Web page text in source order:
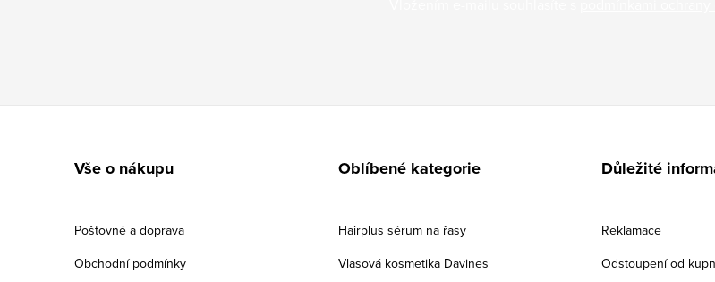
Vše o nákupu
Poštovné a doprava
Obchodní podmínky
Oblíbené kategorie
Hairplus sérum na řasy
Vlasová kosmetika Davines
Důležité
Reklamace
Odstoupení od